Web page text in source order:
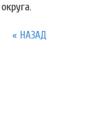
« НАЗАД